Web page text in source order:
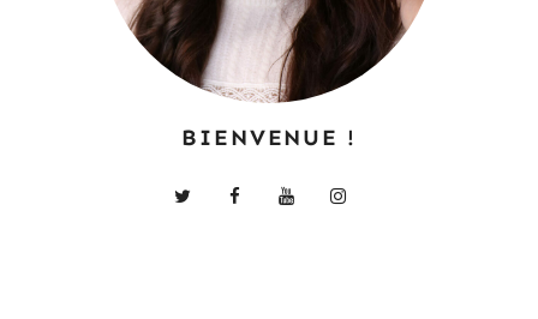
BIENVENUE !